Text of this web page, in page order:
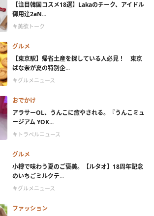
【注目韓国コスメ18選】Lakaのチーク、アイドル
御用達2aN...
＃美欲トーク
グルメ
【東京駅】帰省土産を探している人必見！ 東京
ばな奈が夏の特別企...
＃グルメニュース
おでかけ
アラサーOL、うんこに癒やされる。『うんこミュ
ージアム YOK...
＃トラベルニュース
グルメ
小樽で味わう夏のご褒美。【ルタオ】18周年記念
のいちごミルクテ...
＃グルメニュース
ファッション